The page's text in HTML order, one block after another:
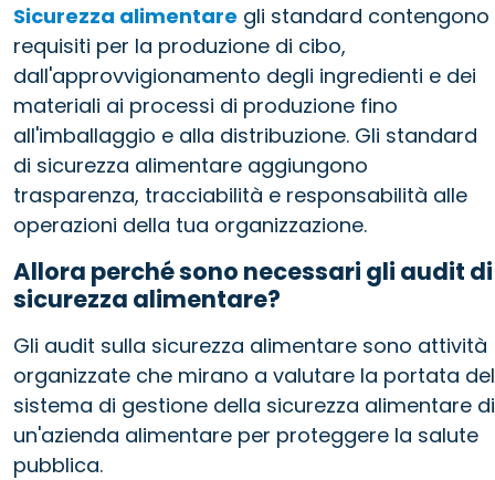
Sicurezza alimentare gli standard contengono
requisiti per la produzione di cibo,
dall'approvvigionamento degli ingredienti e dei
materiali ai processi di produzione fino
all'imballaggio e alla distribuzione. Gli standard
di sicurezza alimentare aggiungono
trasparenza, tracciabilità e responsabilità alle
operazioni della tua organizzazione.
Allora perché sono necessari gli audit di
sicurezza alimentare?
Gli audit sulla sicurezza alimentare sono attività
organizzate che mirano a valutare la portata del
sistema di gestione della sicurezza alimentare di
un'azienda alimentare per proteggere la salute
pubblica.